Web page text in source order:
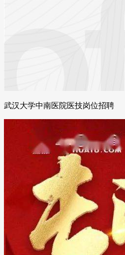
武汉大学中南医院医技岗位招聘